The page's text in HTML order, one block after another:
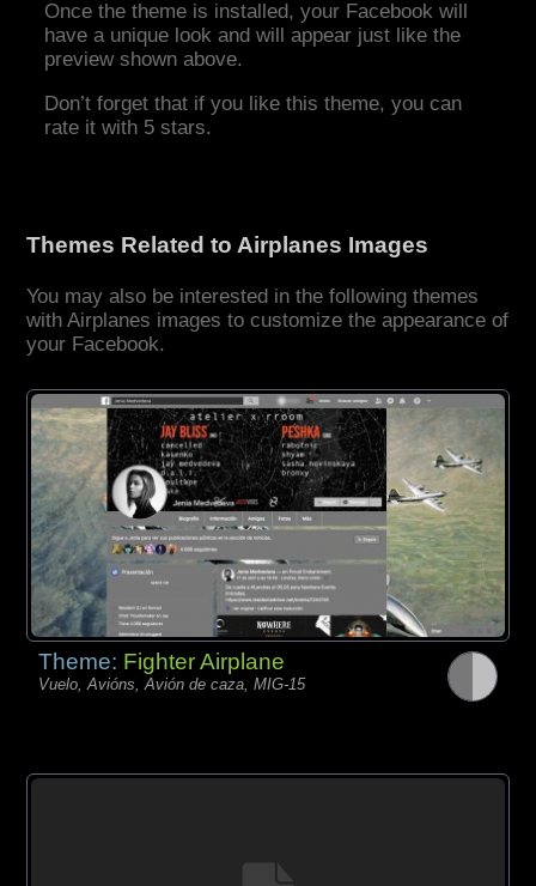
Once the theme is installed, your Facebook will
have a unique look and will appear just like the
preview shown above.
Don’t forget that if you like this theme, you can
rate it with 5 stars.
Themes Related to Airplanes Images
You may also be interested in the following themes
with Airplanes images to customize the appearance of
your Facebook.
Theme: Fighter Airplane
Vuelo, Avións, Avión de caza, MIG-15